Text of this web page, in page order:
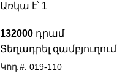
Առկա է՝ 1
132000
Տեղադրել զամբյուղում
Կոդ #. 019-110